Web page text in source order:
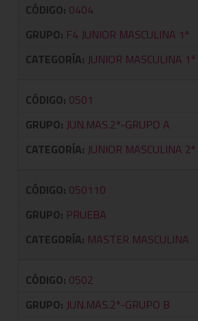
CÓDIGO: 0404
GRUPO: F4 JUNIOR MASCULINA 1ª
CATEGORÍA: JUNIOR MASCULINA 1ª
CÓDIGO: 0501
GRUPO: JUN.MAS.2ª-GRUPO A
CATEGORÍA: JUNIOR MASCULINA 2ª
CÓDIGO: 050110
GRUPO: PRUEBA
CATEGORÍA: MASTER MASCULINA
CÓDIGO: 0502
GRUPO: JUN.MAS.2º-GRUPO B